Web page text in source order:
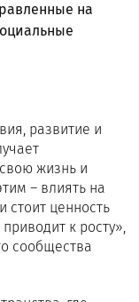
на
развитие и
жизнь и
– влиять на
ценность
к росту»,
сообщества